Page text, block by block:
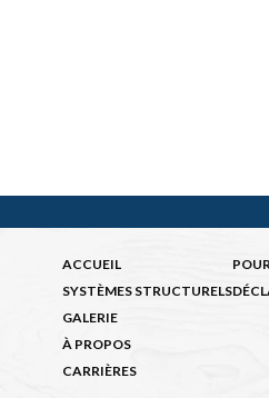
ACCUEIL
SYSTÈMES STRUCTURELS
GALERIE
À PROPOS
CARRIÈRES